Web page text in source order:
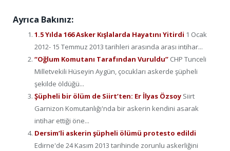
Ayrıca Bakınız:
1.5 Yılda 166 Asker Kışlalarda Hayatını Yitirdi 1 Ocak
2012- 15 Temmuz 2013 tarihleri arasında arası intihar...
“Oğlum Komutanı Tarafından Vuruldu” CHP Tunceli
Milletvekili Hüseyin Aygün, çocukları askerde şüpheli
şekilde öldüğü...
Şüpheli bir ölüm de Siirt’ten: Er İlyas Özsoy Siirt
Garnizon Komutanlığı'nda bir askerin kendini asarak
intihar ettiği öne...
Dersim’li askerin şüpheli ölümü protesto edildi
Edirne'de 24 Kasım 2013 tarihinde zorunlu askerliğini